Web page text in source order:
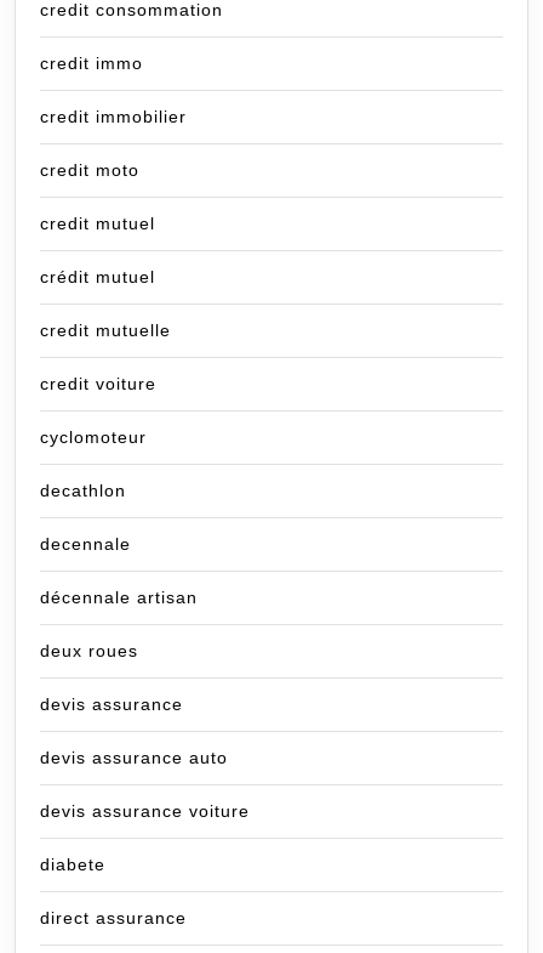
credit consommation
credit immo
credit immobilier
credit moto
credit mutuel
crédit mutuel
credit mutuelle
credit voiture
cyclomoteur
decathlon
decennale
décennale artisan
deux roues
devis assurance
devis assurance auto
devis assurance voiture
diabete
direct assurance